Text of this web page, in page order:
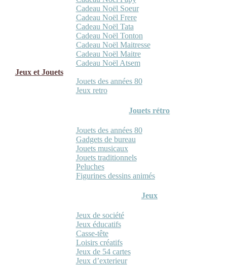
Cadeau Noël Soeur
Cadeau Noël Frere
Cadeau Noël Tata
Cadeau Noël Tonton
Cadeau Noël Maitresse
Cadeau Noël Maitre
Cadeau Noël Atsem
Jeux et Jouets
Jouets des années 80
Jeux retro
Jouets rétro
Jouets des années 80
Gadgets de bureau
Jouets musicaux
Jouets traditionnels
Peluches
Figurines dessins animés
Jeux
Jeux de société
Jeux éducatifs
Casse-tête
Loisirs créatifs
Jeux de 54 cartes
Jeux d’exterieur